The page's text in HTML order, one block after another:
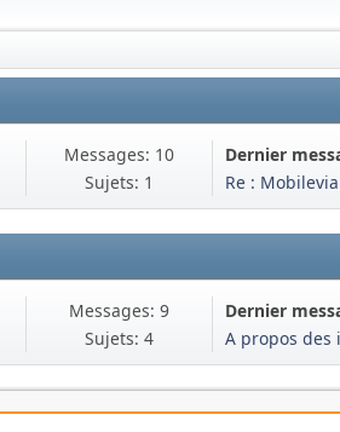
Messages: 10
Sujets: 1
Dernier
Re : Mobilevia
Messages: 9
Sujets: 4
Dernier
A propos des